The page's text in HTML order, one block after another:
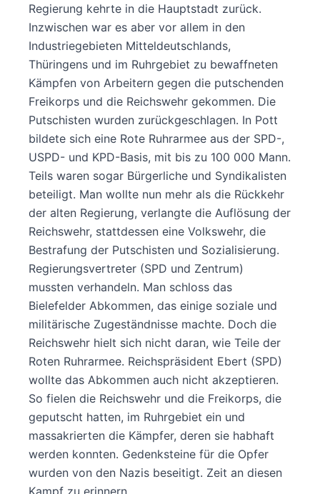
Regierung kehrte in die Hauptstadt zurück.
Inzwischen war es aber vor allem in den
Industriegebieten Mitteldeutschlands,
Thüringens und im Ruhrgebiet zu bewaffneten
Kämpfen von Arbeitern gegen die putschenden
Freikorps und die Reichswehr gekommen. Die
Putschisten wurden zurückgeschlagen. In Pott
bildete sich eine Rote Ruhrarmee aus der SPD-,
USPD- und KPD-Basis, mit bis zu 100 000 Mann.
Teils waren sogar Bürgerliche und Syndikalisten
beteiligt. Man wollte nun mehr als die Rückkehr
der alten Regierung, verlangte die Auflösung der
Reichswehr, stattdessen eine Volkswehr, die
Bestrafung der Putschisten und Sozialisierung.
Regierungsvertreter (SPD und Zentrum)
mussten verhandeln. Man schloss das
Bielefelder Abkommen, das einige soziale und
militärische Zugeständnisse machte. Doch die
Reichswehr hielt sich nicht daran, wie Teile der
Roten Ruhrarmee. Reichspräsident Ebert (SPD)
wollte das Abkommen auch nicht akzeptieren.
So fielen die Reichswehr und die Freikorps, die
geputscht hatten, im Ruhrgebiet ein und
massakrierten die Kämpfer, deren sie habhaft
werden konnten. Gedenksteine für die Opfer
wurden von den Nazis beseitigt. Zeit an diesen
Kampf zu erinnern.